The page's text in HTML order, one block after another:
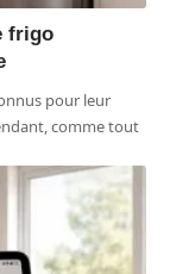
frigo
pour leur
comme tout